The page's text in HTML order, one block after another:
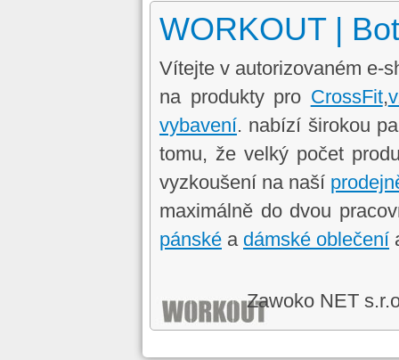
WORKOUT |
Vítejte v autorizovaném e-
na produkty pro CrossFit,
vybavení. nabízí širokou
tomu, že velký počet
vyzkoušení na naší
maximálně do dvou
pánské a dámské oblečení
Zawoko NET